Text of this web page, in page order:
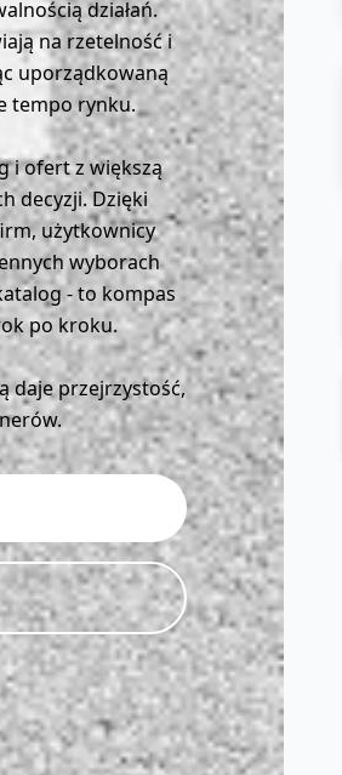
działań.
na rzetelność i
uporządkowaną
tempo rynku.
i ofert z większą
decyzji. Dzięki
użytkownicy
wyborach
- to kompas
po kroku.
daje przejrzystość,